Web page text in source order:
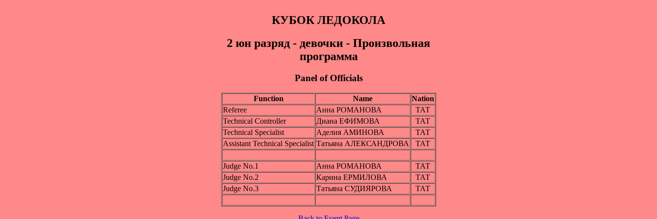
КУБОК ЛЕДОКОЛА
2 юн pазряд - девочки - Произвольная
программа
Panel of Officials
Function Name
Nation
Referee
Анна РОМАНОВА
ТАТ
Technical Controller
Диана ЕФИМОВА
ТАТ
Technical Specialist
Аделия АМИНОВА
ТАТ
Assistant Technical Specialist Татьяна АЛЕКСАНДРОВА ТАТ
Judge No.1 Анна РОМАНОВА
ТАТ
Judge No.2
Карина ЕРМИЛОВА
ТАТ
Judge No.3
Татьяна СУДИЯРОВА ТАТ